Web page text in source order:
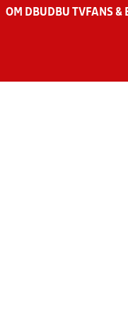
OM DBU DBU TV FANS &